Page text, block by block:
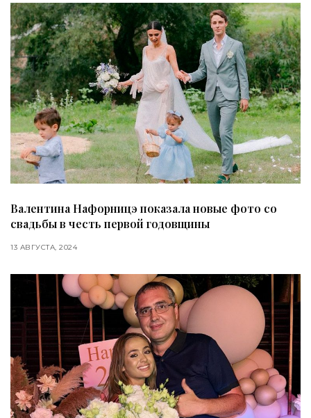
Валентина Нафорницэ показала новые фото со
свадьбы в честь первой годовщины
13 АВГУСТА, 2024